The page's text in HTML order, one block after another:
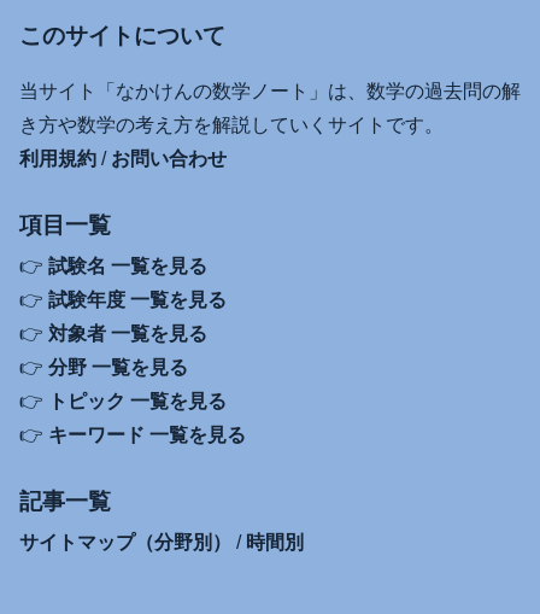
このサイトについて
当サイト「なかけんの数学ノート」は、数学の過去問の解
き方や数学の考え方を解説していくサイトです。
利用規約 / お問い合わせ
項目一覧
👉 試験名 一覧を見る
👉 試験年度 一覧を見る
👉 対象者 一覧を見る
👉 分野 一覧を見る
👉
トピック 一覧を見る
👉 キーワード 一覧を見る
記事一覧
サイトマップ（分野別） / 時間別